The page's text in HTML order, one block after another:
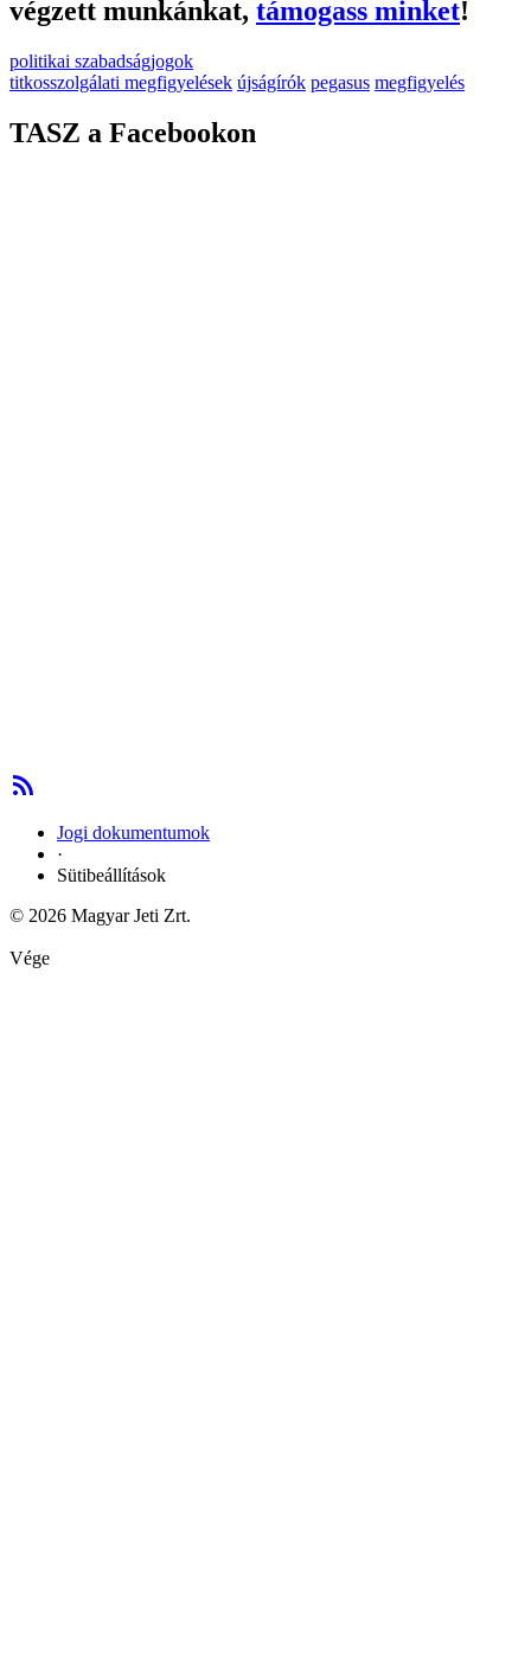
végzett munkánkat, támogass minket!
politikai szabadságjogok
titkosszolgálati megfigyelések újságírók pegasus megfigyelés
TASZ a Facebookon
Jogi dokumentumok
·
Sütibeállítások
© 2026 Magyar Jeti Zrt.
Vége